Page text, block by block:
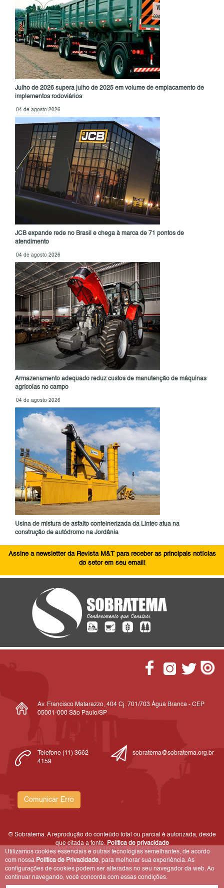
Julho de 2026 supera julho de 2025 em volume de emplacamento de
implementos rodoviários
04 de agosto 2026
JCB expande rede no Brasil e chega à marca de 71 pontos de
atendimento
04 de agosto 2026
Armazenamento adequado reduz custos de manutenção de máquinas
agrícolas no campo
04 de agosto 2026
Usina de mistura de asfalto conteinerizada da Lintec atua na
construção de autódromo na Jordânia
Assine a newsletter da Revista M&T para receber as principais notícias
do setor em seu email!
Av. Francisco Matarazzo, 404 Cj. 701/703 Água Branca - CEP
05001-000 São Paulo/SP
Telefone (11) 3662-
4159
sobratema@sobratema.org.br
Comunicar Erro
© Sobratema. A reprodução do conteúdo total ou parcial é autorizada, desde
que citada a fonte. Política de privacidade
Utilizamos cookies essenciais e outras tecnologias semelhantes, de acordo
com nossa Política de Privacidade, para melhorar sua experiência. As
configurações de cookies podem ser alteradas no seu navegador da web. Ao
continuar navegando, você concorda com essas condições.